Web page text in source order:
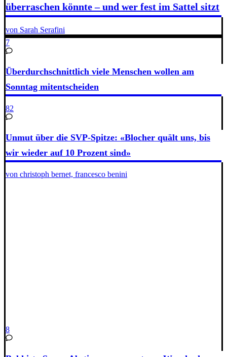
überraschen könnte – und wer fest im Sattel sitzt
von Sarah Serafini
7
Überdurchschnittlich viele Menschen wollen am
Sonntag mitentscheiden
82
Unmut über die SVP-Spitze: «Blocher quält uns, bis
wir wieder auf 10 Prozent sind»
von christoph bernet, francesco benini
8